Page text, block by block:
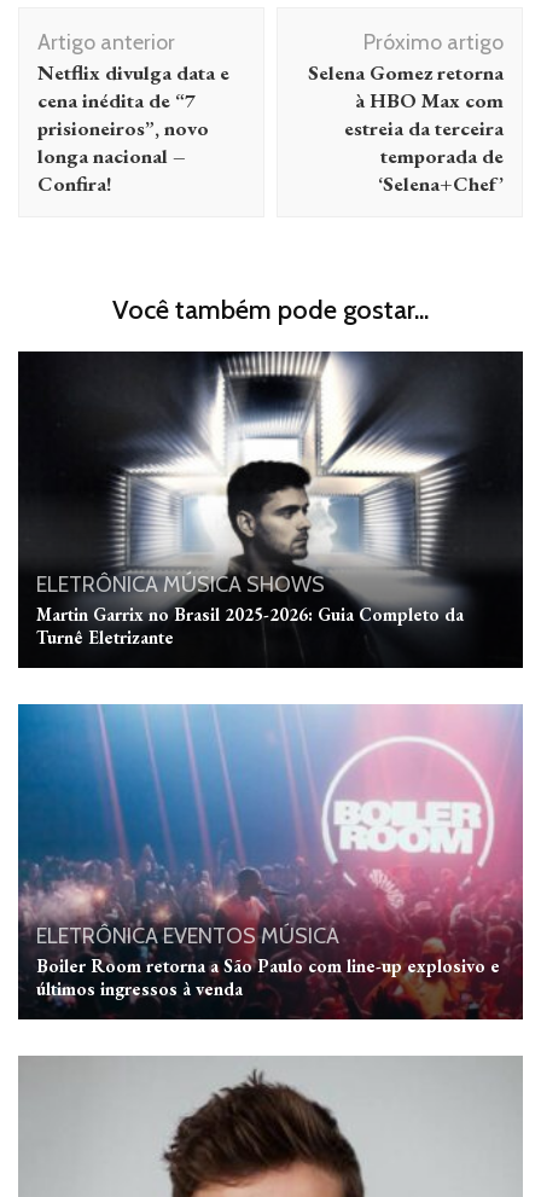
Navegação
de
post
Artigo anterior
Netflix divulga data e
cena inédita de “7
prisioneiros”, novo
longa nacional –
Confira!
Próximo artigo
Selena Gomez retorna
à HBO Max com
estreia da terceira
temporada de
‘Selena+Chef’
Você também pode gostar...
ELETRÔNICAMÚSICASHOWS
Martin Garrix no Brasil 2025-2026: Guia Completo da
Turnê Eletrizante
ELETRÔNICAEVENTOS MÚSICA
Boiler Room retorna a São Paulo com line-up explosivo e
últimos ingressos à venda